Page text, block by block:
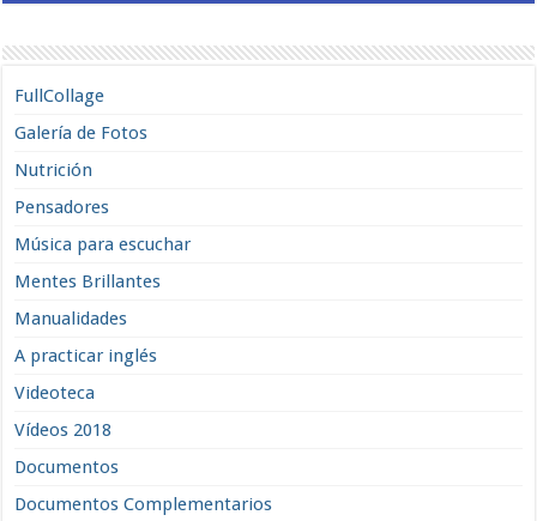
FullCollage
Galería de Fotos
Nutrición
Pensadores
Música para escuchar
Mentes Brillantes
Manualidades
A practicar inglés
Videoteca
Vídeos 2018
Documentos
Documentos Complementarios